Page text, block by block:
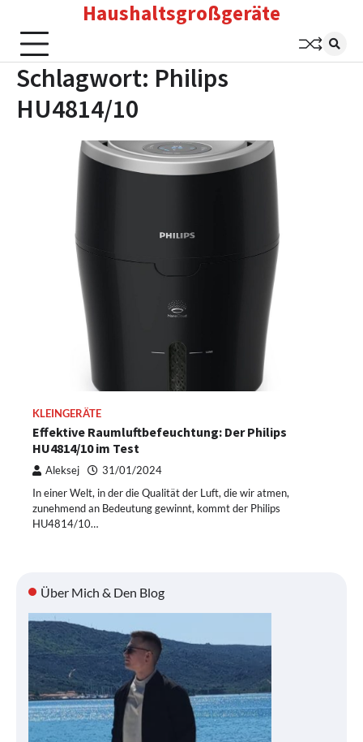
content
Haushaltsgroßgeräte
Schlagwort: Philips
HU4814/10
KLEINGERÄTE
Effektive Raumluftbefeuchtung: Der Philips
HU4814/10 im Test
Aleksej 31/01/2024
In einer Welt, in der die Qualität der Luft, die wir atmen,
zunehmend an Bedeutung gewinnt, kommt der Philips
HU4814/10…
Über Mich & Den Blog